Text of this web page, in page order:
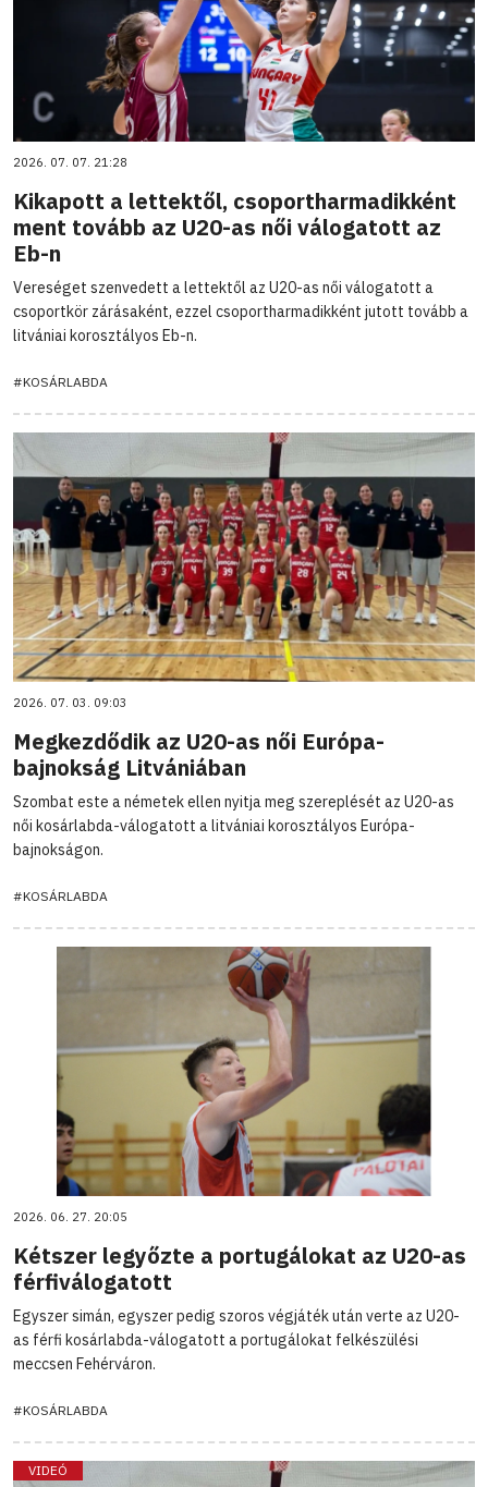
2026. 07. 07. 21:28
Kikapott a lettektől, csoportharmadikként
ment tovább az U20-as női válogatott az
Eb-n
Vereséget szenvedett a lettektől az U20-as női válogatott a
csoportkör zárásaként, ezzel csoportharmadikként jutott tovább a
litvániai korosztályos Eb-n.
#KOSÁRLABDA
2026. 07. 03. 09:03
Megkezdődik az U20-as női Európa-
bajnokság Litvániában
Szombat este a németek ellen nyitja meg szereplését az U20-as
női kosárlabda-válogatott a litvániai korosztályos Európa-
bajnokságon.
#KOSÁRLABDA
2026. 06. 27. 20:05
Kétszer legyőzte a portugálokat az U20-as
férfiválogatott
Egyszer simán, egyszer pedig szoros végjáték után verte az U20-
as férfi kosárlabda-válogatott a portugálokat felkészülési
meccsen Fehérváron.
#KOSÁRLABDA
VIDEÓ